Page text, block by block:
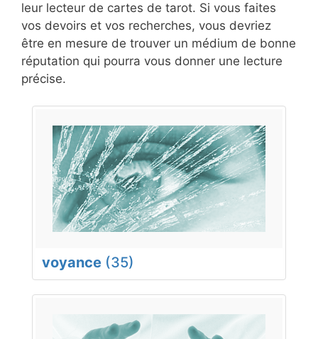
leur lecteur de cartes de tarot. Si vous faites
vos devoirs et vos recherches, vous devriez
être en mesure de trouver un médium de bonne
réputation qui pourra vous donner une lecture
précise.
voyance (35)